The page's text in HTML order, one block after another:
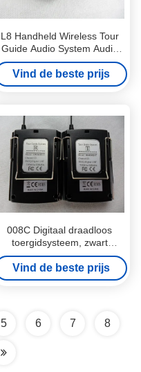
L8 Handheld Wireless Tour
Guide Audio System Audio
Tours Transmitter voor
toeristen
Vind de beste prijs
008C Digitaal draadloos
toergidsysteem, zwart
toergids geluidsysteem
Vind de beste prijs
5 6 7 8